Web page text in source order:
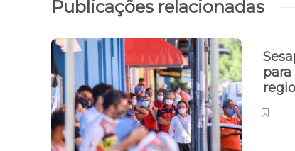
Publicações relacionadas